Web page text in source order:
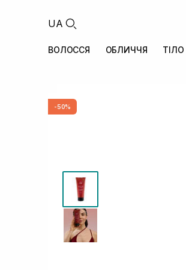
UA
ВОЛОССЯ ОБЛИЧЧЯ ТІЛО
-50%